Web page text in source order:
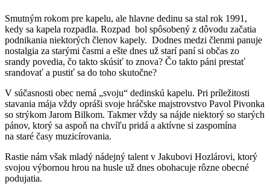
Smutným rokom pre kapelu, ale hlavne dedinu sa stal rok 1991,
kedy sa kapela rozpadla. Rozpad bol spôsobený z dôvodu začatia
podnikania niektorých členov kapely. Dodnes medzi členmi panuje
nostalgia za starými časmi a ešte dnes už starí paní si občas zo
srandy povedia, čo takto skúsiť to znova? Čo takto páni prestať
srandovať a pustiť sa do toho skutočne?
V súčasnosti obec nemá „svoju“ dedinskú kapelu. Pri príležitosti
stavania mája vždy opráši svoje hráčske majstrovstvo Pavol Pivonka
so strýkom Jarom Bilkom. Takmer vždy sa nájde niektorý so starých
pánov, ktorý sa aspoň na chvíľu pridá a aktívne si zaspomína
na staré časy muzicírovania.
Rastie nám však mladý nádejný talent v Jakubovi Hozlárovi, ktorý
svojou výbornou hrou na husle už dnes obohacuje rôzne obecné
podujatia.